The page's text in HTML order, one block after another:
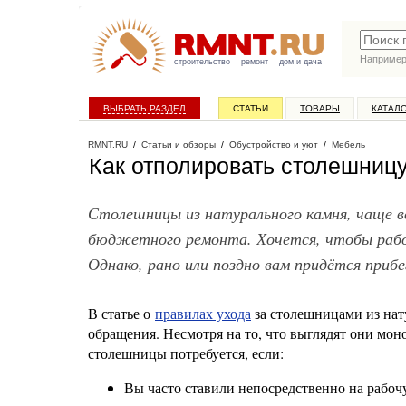
строительство ремонт дом и дача
ВЫБРАТЬ РАЗДЕЛ СТАТЬИ ТОВАРЫ
RMNT.RU / Статьи и обзоры / Обустройство и уют / Мебель
Как отполировать
Столешницы из натурального камня, чаще
бюджетного ремонта. Хочется, чтобы
Однако, рано или поздно вам придётся
В статье о правилах ухода за столешницами из
обращения. Несмотря на то, что выглядят они
столешницы потребуется, если:
Вы часто ставили непосредственно на